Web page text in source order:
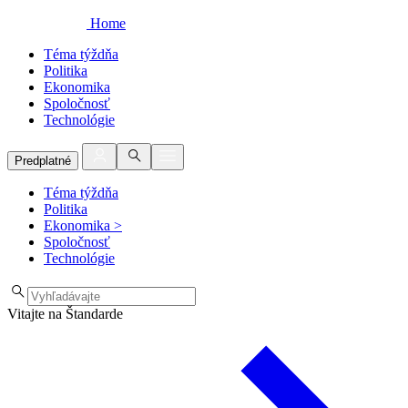
Home
Téma týždňa
Politika
Ekonomika
Spoločnosť
Technológie
Predplatné
Téma týždňa
Politika
Ekonomika >
Spoločnosť
Technológie
Vitajte na Štandarde